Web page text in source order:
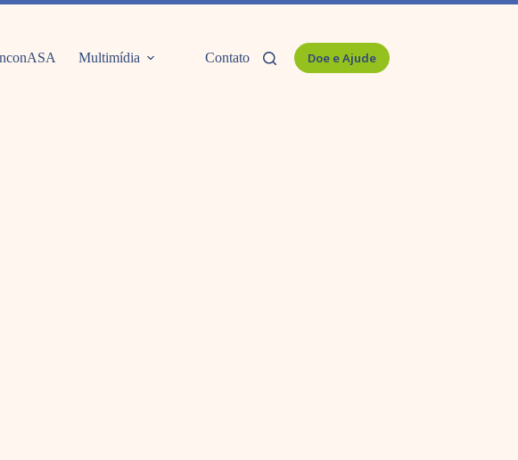
Multimídia Contato Doe e Ajude